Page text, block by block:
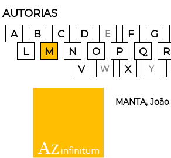
AUTORIAS
A B C D E F G
L
M N O P Q R
V W X Y
MANTA,